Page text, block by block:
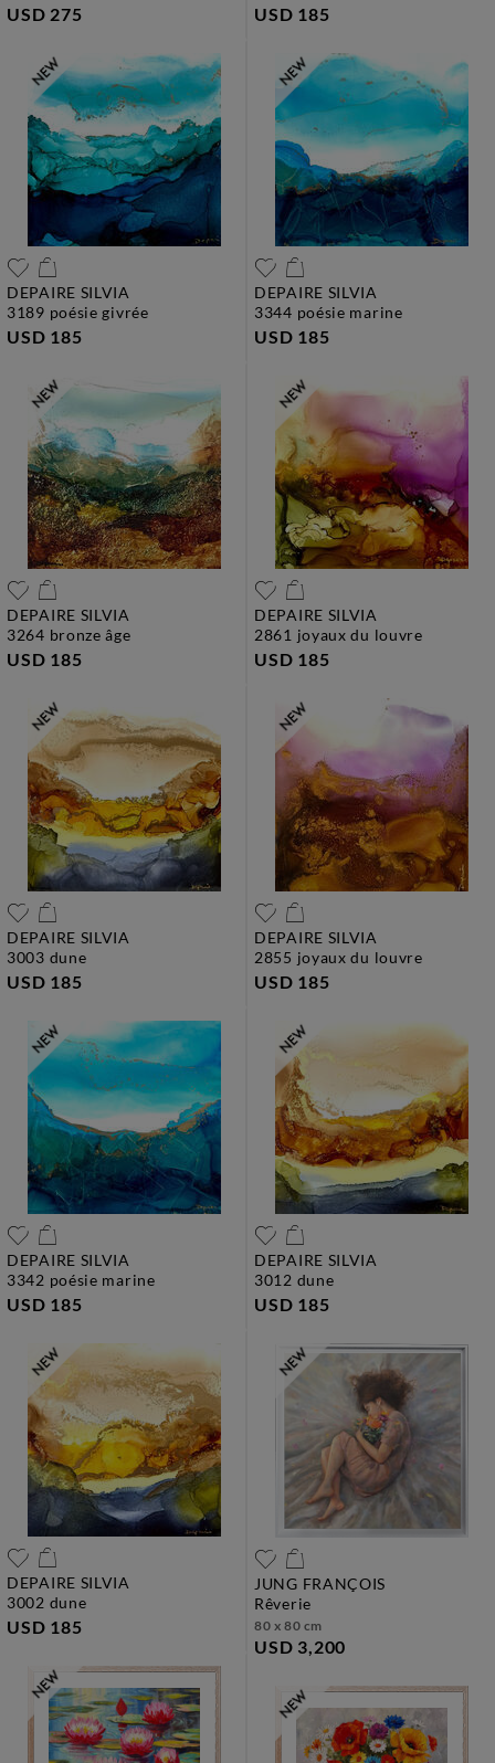
USD 275 USD 185
DEPAIRE SILVIA
3189 poésie givrée
USD 185
DEPAIRE SILVIA
3344 poésie marine
USD 185
DEPAIRE SILVIA
3264 bronze âge
USD 185
DEPAIRE SILVIA
2861 joyaux du louvre
USD 185
DEPAIRE SILVIA
3003 dune
USD 185
DEPAIRE SILVIA
2855 joyaux du louvre
USD 185
DEPAIRE SILVIA
3342 poésie marine
USD 185
DEPAIRE SILVIA
3012 dune
USD 185
DEPAIRE SILVIA
3002 dune
USD 185
JUNG FRANÇOIS
rêverie
80 x 80 cm
USD 3,200